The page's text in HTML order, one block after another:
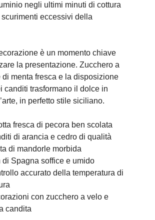
negli ultimi minuti di cottura
scurimenti eccessivi della
è un momento chiave
la presentazione. Zucchero a
di menta fresca e la disposizione
canditi trasformano il dolce in
in perfetto stile siciliano.
fresca di pecora ben scolata
di arancia e cedro di qualità
di mandorle morbida
di Spagna soffice e umido
accurato della temperatura di
con zucchero a velo e
candita